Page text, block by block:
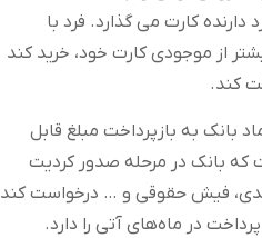
دارنده کارت می گذارد. فرد با
از موجودی کارت خود، خرید کند
کند.
بانک به بازپرداخت مبلغ قابل
بانک در مرحله صدور کردیت
فیش حقوقی و … درخواست کند
در ماه‌های آتی را دارد.